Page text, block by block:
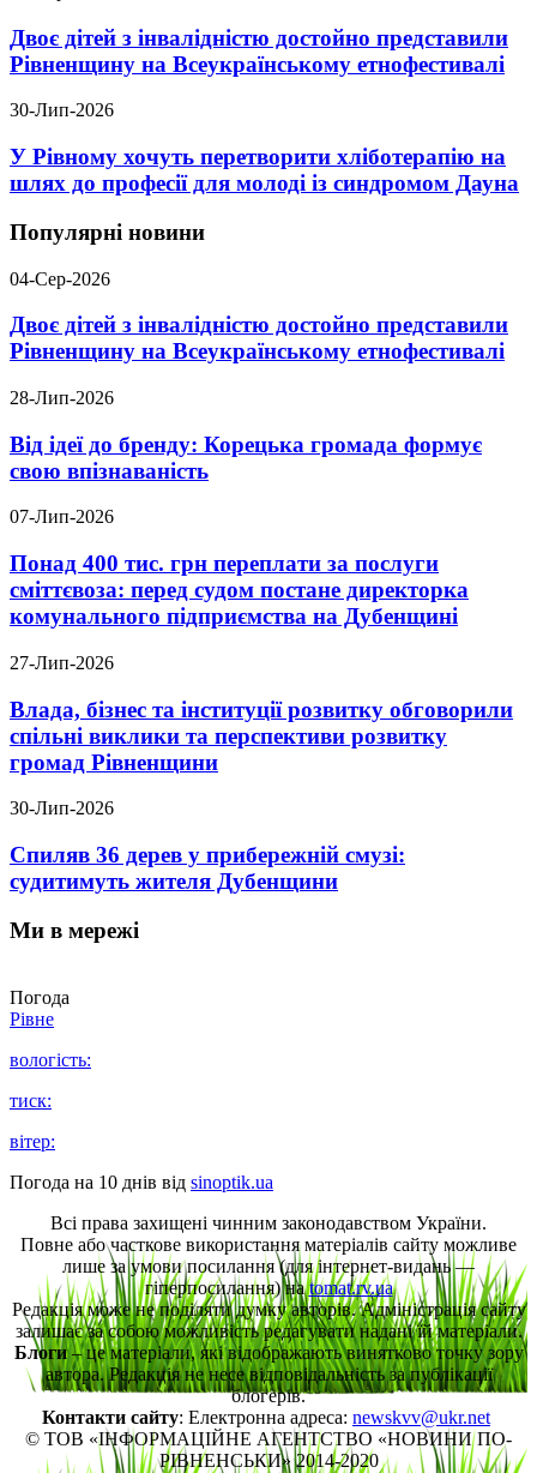
Двоє дітей з інвалідністю достойно представили
Рівненщину на Всеукраїнському етнофестивалі
30-Лип-2026
У Рівному хочуть перетворити хліботерапію на
шлях до професії для молоді із синдромом Дауна
Популярні новини
04-Сер-2026
Двоє дітей з інвалідністю достойно представили
Рівненщину на Всеукраїнському етнофестивалі
28-Лип-2026
Від ідеї до бренду: Корецька громада формує
свою впізнаваність
07-Лип-2026
Понад 400 тис. грн переплати за послуги
сміттєвоза: перед судом постане директорка
комунального підприємства на Дубенщині
27-Лип-2026
Влада, бізнес та інституції розвитку обговорили
спільні виклики та перспективи розвитку
громад Рівненщини
30-Лип-2026
Спиляв 36 дерев у прибережній смузі:
судитимуть жителя Дубенщини
Ми в мережі
Погода
Рівне
вологість:
тиск:
вітер:
Погода на 10 днів від sinoptik.ua
Всі права захищені чинним законодавством України.
Повне або часткове використання матеріалів сайту можливе
лише за умови посилання (для інтернет-видань —
гіперпосилання) наtomat.rv.ua
Редакція може не поділяти думку авторів. Адміністрація сайту
залишає за собою можливість редагувати надані їй матеріали.
Блоги– це матеріали, які відображають винятково точку зору
автора. Редакція не несе відповідальність за публікації
блогерів.
Контакти сайту: Електронна адреса: newskvv@ukr.net
© ТОВ «ІНФОРМАЦІЙНЕ АГЕНТСТВО «НОВИНИ ПО-
РІВНЕНСЬКИ» 2014-2020